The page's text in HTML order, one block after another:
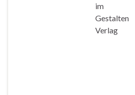
im
Gestalten
Verlag